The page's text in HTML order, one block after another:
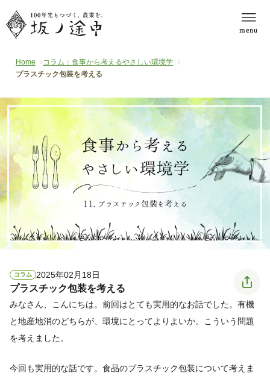
menu
Home
コラム：食事から考えるやさしい環境学
プラスチック包装を考える
コラム 2025年02月18日
プラスチック包装を考える
みなさん、こんにちは。前回はとても実用的なお話でした。有機
と地産地消のどちらが、環境にとってよりよいか。こういう問題
を考えました。
今回も実用的な話です。食品のプラスチック包装について考えま